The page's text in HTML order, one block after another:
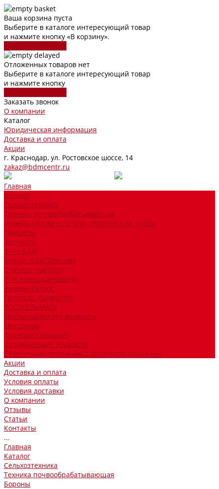
Ваша корзина пуста
Выберите в каталоге интересующий товар
и нажмите кнопку «В корзину».
Отложенных товаров нет
Выберите в каталоге интересующий товар
и нажмите кнопку
Заказать звонок
О компании
Каталог
Юридическая информация
Доставка и оплата
Акции
г. Краснодар, ул. Ростовское шоссе, 14
zakaz@bdmcentr.ru
Главная
Каталог
Сельхозтехника
Техника почвообрабатывающая
Измельчители остатков, уплотнители почвы
Прицепы
Запчасти
З/ч к БДМ
Корпус БДМ (Россия)
Ступица (импорт)
РТИ (кольца,демпфер)
Амазон Катрос
Гаспардо (Gaspardo)
РОСТСЕЛЬМАШ
Масла,смазки,тех.жидкости
Моторные
Трансмиссионные
Охлаждающие жидкости
Сувенирная продукция с логотипом компании
Акции
Доставка и оплата
Условия оплаты
Условия доставки
О компании
Отзывы
Статьи
Контакты
...
Главная
Каталог
Сельхозтехника
Техника почвообрабатывающая
Бороны